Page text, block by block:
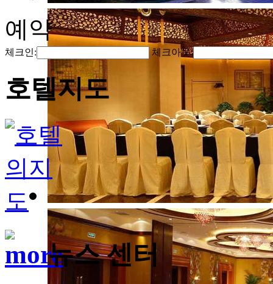
예약
체크인: 체크아웃:
호텔지도
뉴스 센터